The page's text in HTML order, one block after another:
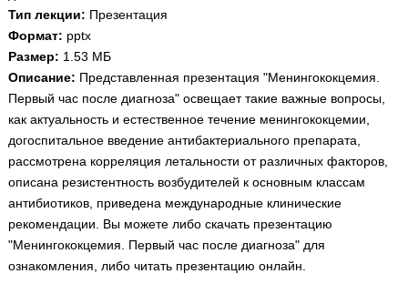
Аккредитационные тесты
Методические рекомендации
Научно-популярное
Статьи
Новости (244)
Медицинская стандартизация
Нормативы экстренной и неотложной помощи
Нормы лабораторных и инструментальных
Тип лекции: Презентация
Формат: pptx
Размер: 1.53 МБ
Описание: Представленная презентация "Менингококцемия.
Первый час после диагноза" освещает такие важные вопросы,
как актуальность и естественное течение менингококцемии,
догоспитальное введение антибактериального препарата,
рассмотрена корреляция летальности от различных факторов,
описана резистентность возбудителей к основным классам
антибиотиков, приведена международные клинические
рекомендации. Вы можете либо скачать презентацию
"Менингококцемия. Первый час после диагноза" для
ознакомления, либо читать презентацию онлайн.